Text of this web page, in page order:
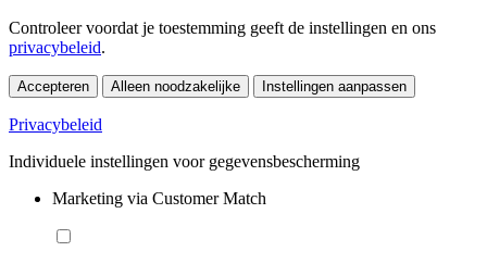
Controleer voordat je toestemming geeft de instellingen en ons
privacybeleid.
Accepteren Alleen noodzakelijke Instellingen aanpassen
Privacybeleid
Individuele instellingen voor gegevensbescherming
Marketing via Customer Match